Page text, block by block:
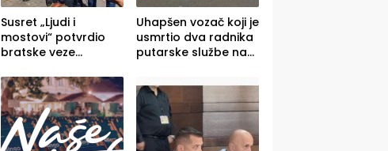
Susret „Ljudi i
mostovi“ potvrdio
bratske veze
Zvornika
Uhapšen vozač koji je
usmrtio dva radnika
putarske službe na
prema Šapcu
(FOTO)